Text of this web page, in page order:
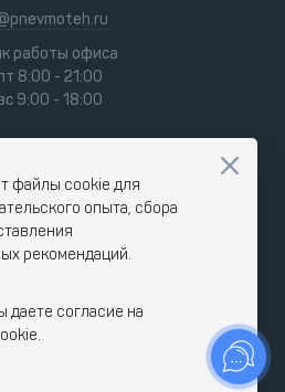
работы офиса
8:00 - 21:00
9:00 - 18:00
файлы cookie для
опыта, сбора
рекомендаций.
даете согласие на